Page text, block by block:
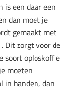
is een daar een
dan moet je
gemaakt met
. Dit zorgt voor de
soort oploskoffie
moeten
in handen, dan